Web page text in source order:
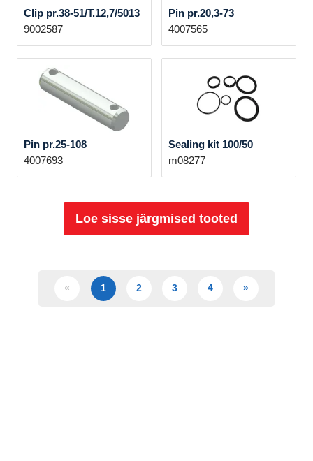
Clip pr.38-51/T.12,7/5013
9002587
Pin pr.20,3-73
4007565
Pin pr.25-108
4007693
Sealing kit 100/50
m08277
Loe sisse järgmised tooted
« 1 2 3 4 »